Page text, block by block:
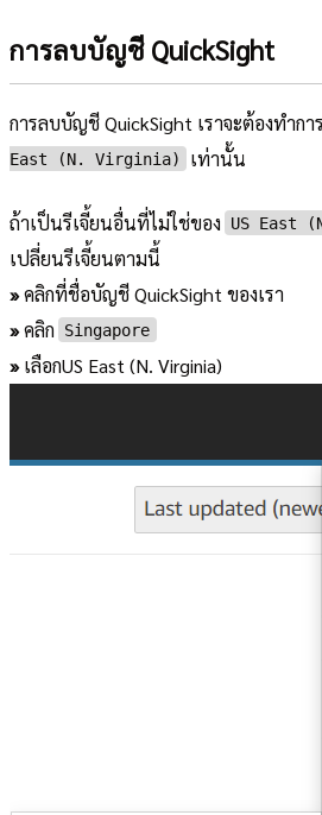
การลบบัญชี QuickSight
การลบบัญชี QuickSight เราจะต้องทำกา
East (N. Virginia)
เท่านั้น
ถ้าเป็นรีเจี้ยนอื่นที่ไม่ใช่ของ US East
เปลี่ยนรีเจี้ยนตามนี้
»คลิกที่ชื่อบัญชี QuickSight ของเรา
»คลิก Singapore
»เลือกUS East (N. Virginia)